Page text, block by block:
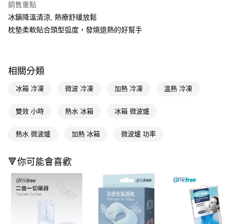
悠遊付
Google Pay
【關於「AFTEE先享後付」】
便利好安心！
２．便利：只要手機號碼，簡訊認證，即可結帳。
【「AFTEE先享後付」結帳流程】
２．訂單成立數日內，您將收到繳費通知簡訊。
３．收到繳費通知簡訊後14天內，點擊此簡訊中的連結，可透過四大超商／
ATM／網路銀行／等多元方式進行付款，方視為交易完成。
※ 請注意：結帳手續完成當下不需立刻繳費，但若您需要取消訂單，請聯絡
購買商品的店家。未經商家同意取消之訂單仍視為有效，需透過AFTEE先享
後付繳納相關費用。
※ 交易是否成功請以「AFTEE先享後付 」之結帳頁面顯示為準，若有關於
每筆NT$65，滿NT$390(含以上)免運費
每筆NT$65，滿NT$390(含以上)免運費
萊爾富取貨付款
每筆NT$65，滿NT$490(含以上)免運費
付款後萊爾富取貨
銷售重點
冰鎭降溫清涼, 熱療舒緩放鬆
枕墊柔軟貼合頭型弧度，發燒退熱的好幫手
相關分類
冰箱 冷凍 微波 冷凍 加熱 冷凍 溫熱 冷凍
雙效 小時 熱水 冰箱 冰箱 微波爐
熱水 微波爐 加熱 冰箱 微波爐 功率
🔻你可能會喜歡